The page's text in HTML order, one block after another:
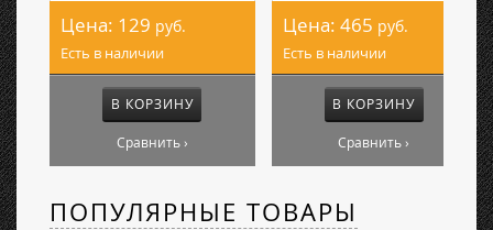
Цена: 129 руб.
Есть в наличии
В КОРЗИНУ
Сравнить ›
Цена: 465 руб.
Есть в наличии
В КОРЗИНУ
Сравнить ›
ПОПУЛЯРНЫЕ ТОВАРЫ